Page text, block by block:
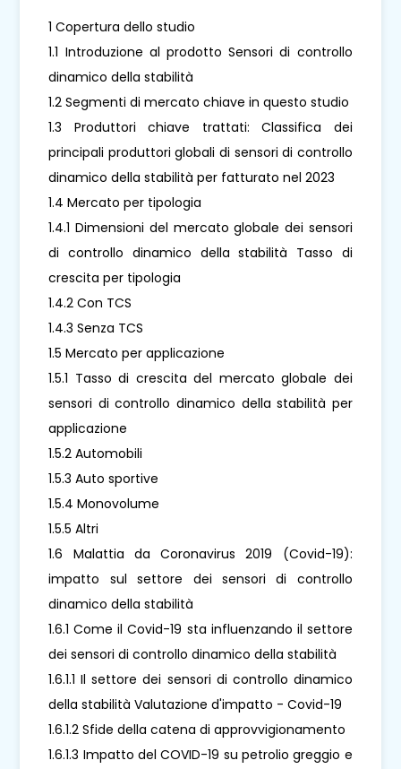
1 Copertura dello studio
1.1 Introduzione al prodotto Sensori di controllo
dinamico della stabilità
1.2 Segmenti di mercato chiave in questo studio
1.3 Produttori chiave trattati: Classifica dei
principali produttori globali di sensori di controllo
dinamico della stabilità per fatturato nel 2023
1.4 Mercato per tipologia
1.4.1 Dimensioni del mercato globale dei sensori
di controllo dinamico della stabilità Tasso di
crescita per tipologia
1.4.2 Con TCS
1.4.3 Senza TCS
1.5 Mercato per applicazione
1.5.1 Tasso di crescita del mercato globale dei
sensori di controllo dinamico della stabilità per
applicazione
1.5.2 Automobili
1.5.3 Auto sportive
1.5.4 Monovolume
1.5.5 Altri
1.6 Malattia da Coronavirus 2019 (Covid-19):
impatto sul settore dei sensori di controllo
dinamico della stabilità
1.6.1 Come il Covid-19 sta influenzando il settore
dei sensori di controllo dinamico della stabilità
1.6.1.1 Il settore dei sensori di controllo dinamico
della stabilità Valutazione d'impatto - Covid-19
1.6.1.2 Sfide della catena di approvvigionamento
1.6.1.3 Impatto del COVID-19 su petrolio greggio e